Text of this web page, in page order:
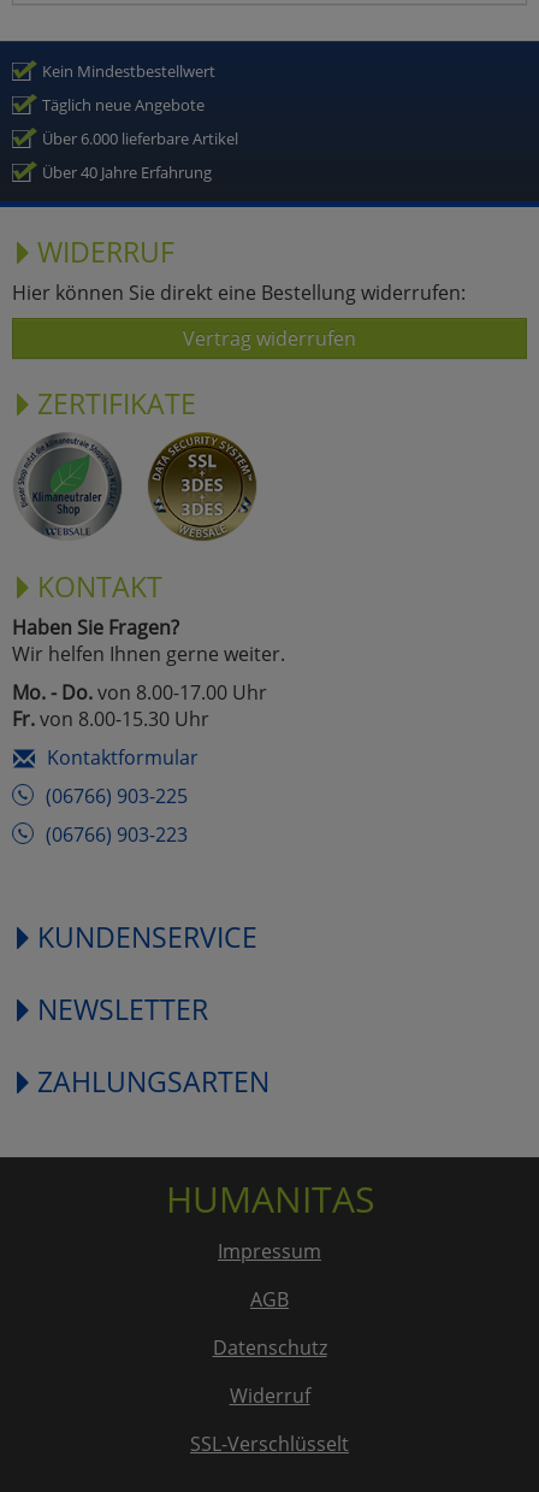
Kein Mindestbestellwert
Täglich neue Angebote
Über 6.000 lieferbare Artikel
Über 40 Jahre Erfahrung
WIDERRUF
Hier können Sie direkt eine Bestellung widerrufen:
Vertrag widerrufen
ZERTIFIKATE
KONTAKT
Haben Sie Fragen?
Wir helfen Ihnen gerne weiter.
Mo. - Do.von 8.00-17.00 Uhr
Fr.von 8.00-15.30 Uhr
Kontaktformular
(06766) 903-225
(06766) 903-223
KUNDENSERVICE
NEWSLETTER
ZAHLUNGSARTEN
HUMANITAS
Impressum
AGB
Datenschutz
Widerruf
SSL-Verschlüsselt